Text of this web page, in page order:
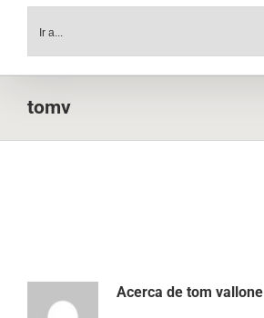
Ir a...
tomv
Acerca de tom vallone